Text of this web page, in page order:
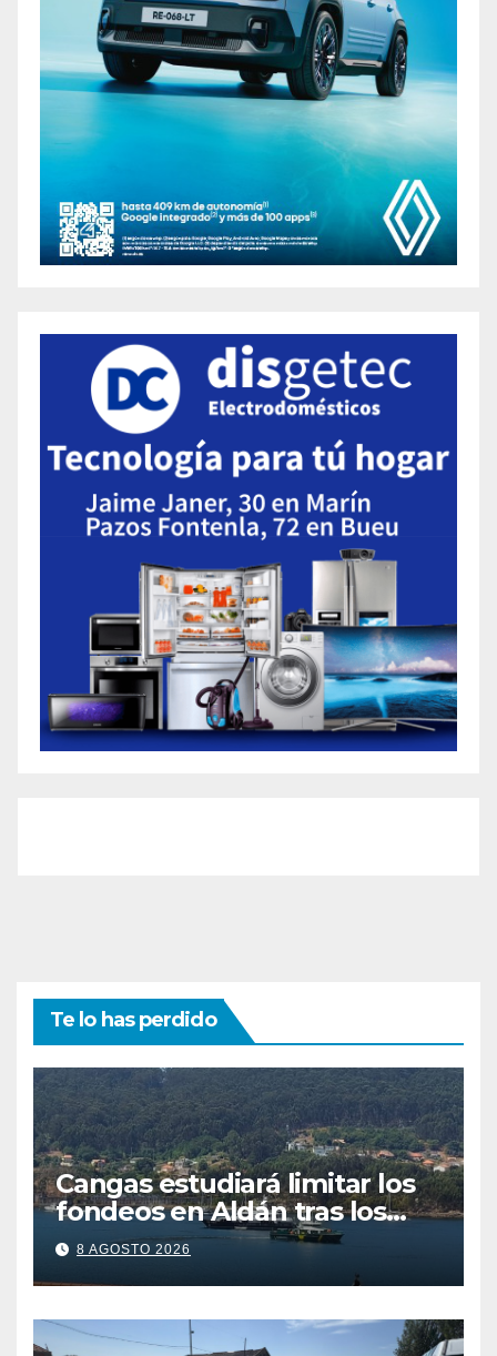
Te lo has perdido
Cangas estudiará limitar los
fondeos en Aldán tras los
últimos episodios de
contaminación en O Con
8 AGOSTO 2026